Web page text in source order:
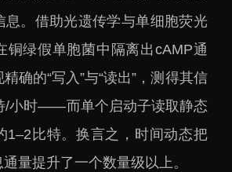
绩观
精神
国家高性能医疗器械创
新中心
国家生物制造产业创新
息。借助光遗传学与单细胞荧光
铜绿假单胞菌中隔离出cAMP通
确的“写入”与“读出”，测得其信
/小时——而单个启动子读取静态
1–2比特。换言之，时间动态把
量提升了一个数量级以上。